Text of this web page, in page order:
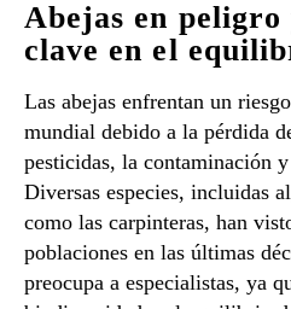
Abejas en peligro
clave en el
Las abejas enfrentan un
mundial debido a la pérdida
pesticidas, la contaminación
Diversas especies, incluidas
como las carpinteras, han
poblaciones en las últimas
preocupa a especialistas, ya